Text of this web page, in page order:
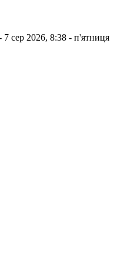
7 сер 2026, 8:38 - п'ятниця